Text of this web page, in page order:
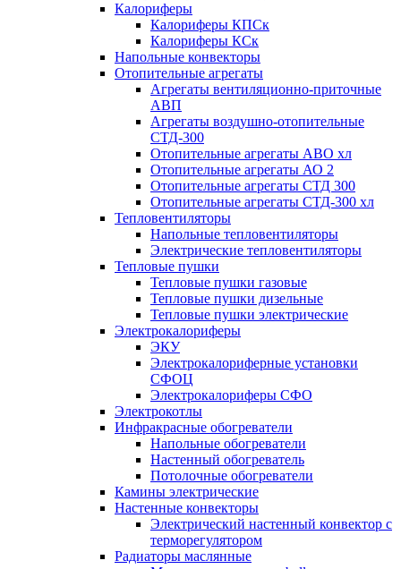
Калориферы
Калориферы КПСк
Калориферы КСк
Напольные конвекторы
Отопительные агрегаты
Агрегаты вентиляционно-приточные
АВП
Агрегаты воздушно-отопительные
СТД-300
Отопительные агрегаты АВО хл
Отопительные агрегаты АО 2
Отопительные агрегаты СТД 300
Отопительные агрегаты СТД-300 хл
Тепловентиляторы
Напольные тепловентиляторы
Электрические тепловентиляторы
Тепловые пушки
Тепловые пушки газовые
Тепловые пушки дизельные
Тепловые пушки электрические
Электрокалориферы
ЭКУ
Электрокалориферные установки
СФОЦ
Электрокалориферы СФО
Электрокотлы
Инфракрасные обогреватели
Напольные обогреватели
Настенный обогреватель
Потолочные обогреватели
Камины электрические
Настенные конвекторы
Электрический настенный конвектор с
терморегулятором
Радиаторы маслянные